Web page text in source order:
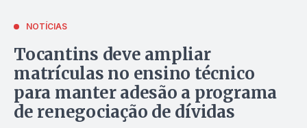
NOTÍCIAS
Tocantins deve ampliar
matrículas no ensino técnico
para manter adesão a programa
de renegociação de dívidas